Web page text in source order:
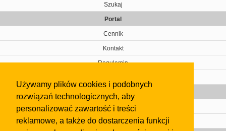
Używamy plików cookies i podobnych
rozwiązań technologicznych, aby
personalizować zawartość i treści
reklamowe, a także do dostarczenia funkcji
Szukaj
Portal
Cennik
Kontakt
Regulamin
Gazeta
Olkusz
Kontakt